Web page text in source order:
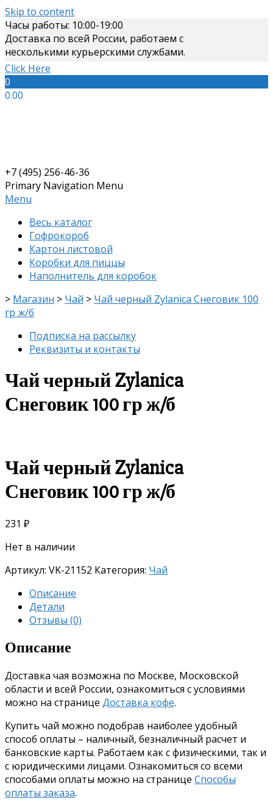
Skip to content
Часы работы: 10:00-19:00
Доставка по всей России, работаем с
несколькими курьерскими службами.
Click Here
0
0.00
+7 (495) 256-46-36
Primary Navigation Menu
Menu
Весь каталог
Гофрокороб
Картон листовой
Коробки для пиццы
Наполнитель для коробок
> Магазин > Чай > Чай черный Zylanica Снеговик 100
гр ж/б
Подписка на рассылку
Реквизиты и контакты
Чай черный Zylanica
Снеговик 100 гр ж/б
Чай черный Zylanica
Снеговик 100 гр ж/б
231 ₽
Нет в наличии
Артикул: VK-21152 Категория: Чай
Описание
Детали
Отзывы (0)
Описание
Доставка чая возможна по Москве, Московской
области и всей России, ознакомиться с условиями
можно на странице Доставка кофе.
Купить чай можно подобрав наиболее удобный
способ оплаты – наличный, безналичный расчет и
банковские карты. Работаем как с физическими, так и
с юридическими лицами. Ознакомиться со всеми
способами оплаты можно на странице Способы
оплаты заказа.